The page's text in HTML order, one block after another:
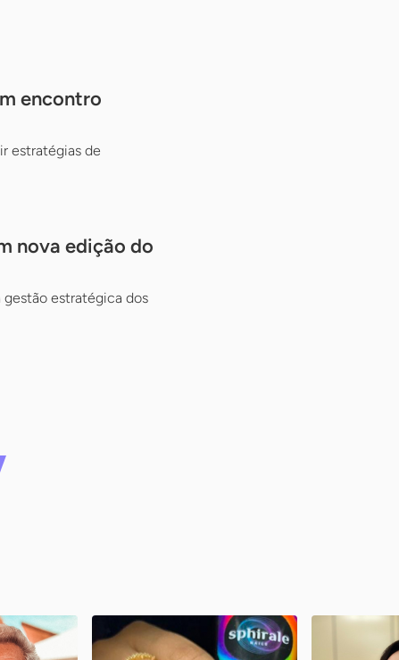
encontro
estratégias de
nova edição do
gestão estratégica dos
Planet Nails
Ani –